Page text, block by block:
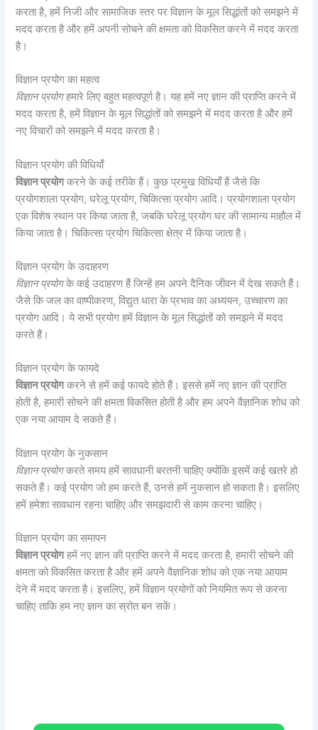
करता है, हमें निजी और सामाजिक स्तर पर विज्ञान के मूल सिद्धांतों को समझने में
मदद करता है और हमें अपनी सोचने की क्षमता को विकसित करने में मदद करता
है।
विज्ञान प्रयोग का महत्व
विज्ञान प्रयोगहमारे लिए बहुत महत्वपूर्ण है। यह हमें नए ज्ञान की प्राप्ति करने में
मदद करता है, हमें विज्ञान के मूल सिद्धांतों को समझने में मदद करता है और हमें
नए विचारों को समझने में मदद करता है।
विज्ञान प्रयोग की विधियाँ
विज्ञान प्रयोगकरने के कई तरीके हैं। कुछ प्रमुख विधियाँ हैं जैसे कि
प्रयोगशाला प्रयोग, घरेलू प्रयोग, चिकित्सा प्रयोग आदि। प्रयोगशाला प्रयोग
एक विशेष स्थान पर किया जाता है, जबकि घरेलू प्रयोग घर की सामान्य माहौल में
किया जाता है। चिकित्सा प्रयोग चिकित्सा क्षेत्र में किया जाता है।
विज्ञान प्रयोग के उदाहरण
विज्ञान प्रयोगके कई उदाहरण हैं जिन्हें हम अपने दैनिक जीवन में देख सकते हैं।
जैसे कि जल का वाष्पीकरण, विद्युत धारा के प्रभाव का अध्ययन, उच्चारण का
प्रयोग आदि। ये सभी प्रयोग हमें विज्ञान के मूल सिद्धांतों को समझने में मदद
करते हैं।
विज्ञान प्रयोग के फायदे
विज्ञान प्रयोगकरने से हमें कई फायदे होते हैं। इससे हमें नए ज्ञान की प्राप्ति
होती है, हमारी सोचने की क्षमता विकसित होती है और हम अपने वैज्ञानिक शोध को
एक नया आयाम दे सकते हैं।
विज्ञान प्रयोग के नुकसान
विज्ञान प्रयोगकरते समय हमें सावधानी बरतनी चाहिए क्योंकि इसमें कई खतरे हो
सकते हैं। कई प्रयोग जो हम करते हैं, उनसे हमें नुकसान हो सकता है। इसलिए
हमें हमेशा सावधान रहना चाहिए और समझदारी से काम करना चाहिए।
विज्ञान प्रयोग का समापन
विज्ञान प्रयोगहमें नए ज्ञान की प्राप्ति करने में मदद करता है, हमारी सोचने की
क्षमता को विकसित करता है और हमें अपने वैज्ञानिक शोध को एक नया आयाम
देने में मदद करता है। इसलिए, हमें विज्ञान प्रयोगों को नियमित रूप से करना
चाहिए ताकि हम नए ज्ञान का स्रोत बन सकें।